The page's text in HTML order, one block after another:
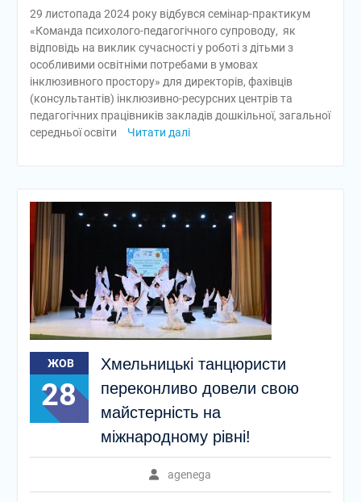
29 листопада 2024 року відбувся семінар-практикум
«Команда психолого-педагогічного супроводу, як
відповідь на виклик сучасності у роботі з дітьми з
особливими освітніми потребами в умовах
інклюзивного простору» для директорів, фахівців
(консультантів) інклюзивно-ресурсних центрів та
педагогічних працівників закладів дошкільної, загальної
середньої освіти
Читати далі
ЖОВ
28
Хмельницькі танцюристи
переконливо довели свою
майстерність на
міжнародному рівні!
agenega